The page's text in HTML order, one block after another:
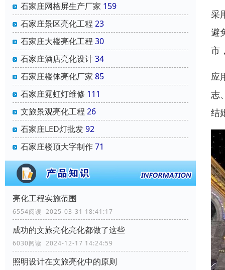
石家庄网格屏生产厂家 159
石家庄景区亮化工程 23
石家庄大楼亮化工程 30
石家庄酒店亮化设计34
石家庄楼体亮化厂家 85
石家庄霓虹灯维修 111
文旅景观亮化工程 26
石家庄LED灯批发92
石家庄楼顶大字制作71
亮化工程实施范围
6554阅读 2025-03-31 18:41:17
成功的文旅亮化亮化都做了这些
6030阅读 2024-12-17 14:24:59
照明设计在文旅亮化中的原则
采
避
市
应
志
结